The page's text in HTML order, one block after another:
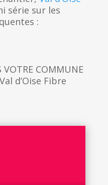
série sur les
:
VOTRE COMMUNE
d’Oise Fibre